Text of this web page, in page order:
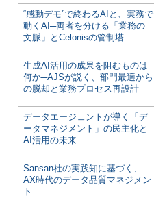
“感動デモ”で終わるAIと、実務で
動くAI─両者を分ける「業務の
文脈」とCelonisの管制塔
生成AI活用の成果を阻むものは
何か─AJSが説く、部門最適から
の脱却と業務プロセス再設計
データエージェントが導く「デ
ータマネジメント」の民主化と
AI活用の未来
Sansan社の実践知に基づく、
AX時代のデータ品質マネジメン
ト